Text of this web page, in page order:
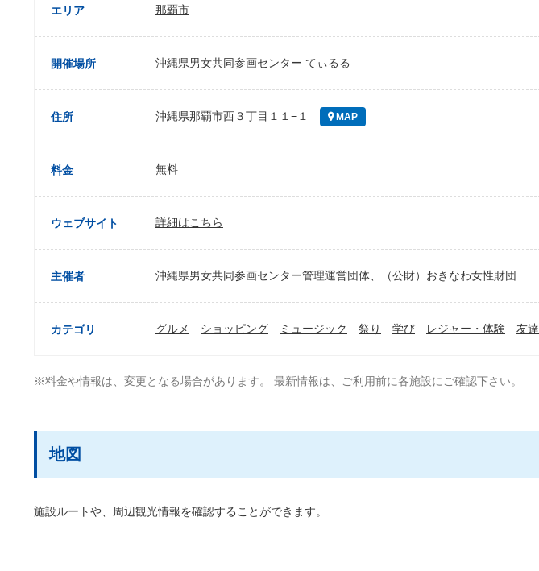
エリア 那覇市
開催場所 沖縄県男女共同参画センター てぃるる
住所 沖縄県那覇市西３丁目１１−１ MAP
料金 無料
ウェブサイト 詳細はこちら
主催者 沖縄県男女共同参画センター管理運営団体、（公財）おきなわ女性財団
カテゴリ グルメ ショッピング ミュージック 祭り 学び レジャー・体験 友達
※料金や情報は、変更となる場合があります。 最新情報は、ご利用前に各施設にご確認下さい。
地図
施設ルートや、周辺観光情報を確認することができます。